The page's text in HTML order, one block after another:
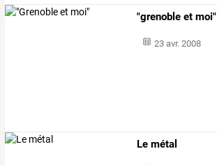
"grenoble et moi"
23 avr. 2008
Le métal